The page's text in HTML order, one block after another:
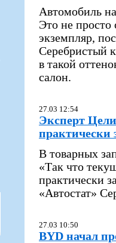
Автомобиль
Это не просто
экземпляр,
Серебристый
в такой
салон.
27.03 12:54
Эксперт
практически
В товарных
«Так что
практически
«Автостат»
27.03 10:50
BYD начал